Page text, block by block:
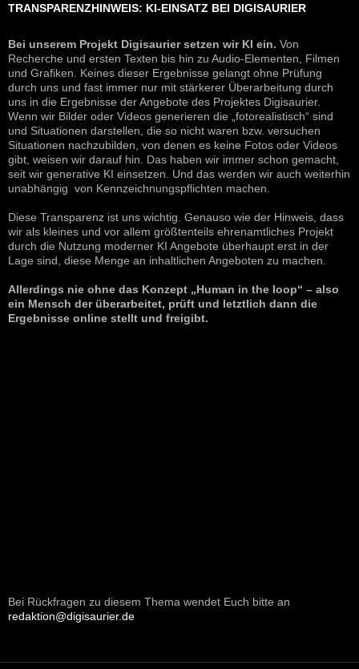
TRANSPARENZHINWEIS: KI-EINSATZ BEI DIGISAURIER
Bei unserem Projekt Digisaurier setzen wir KI ein. Von
Recherche und ersten Texten bis hin zu Audio-Elementen, Filmen
und Grafiken. Keines dieser Ergebnisse gelangt ohne Prüfung
durch uns und fast immer nur mit stärkerer Überarbeitung durch
uns in die Ergebnisse der Angebote des Projektes Digisaurier.
Wenn wir Bilder oder Videos generieren die „fotorealistisch“ sind
und Situationen darstellen, die so nicht waren bzw. versuchen
Situationen nachzubilden, von denen es keine Fotos oder Videos
gibt, weisen wir darauf hin. Das haben wir immer schon gemacht,
seit wir generative KI einsetzen. Und das werden wir auch weiterhin
unabhängig von Kennzeichnungspflichten machen.
Diese Transparenz ist uns wichtig. Genauso wie der Hinweis, dass
wir als kleines und vor allem größtenteils ehrenamtliches Projekt
durch die Nutzung moderner KI Angebote überhaupt erst in der
Lage sind, diese Menge an inhaltlichen Angeboten zu machen.
Allerdings nie ohne das Konzept „Human in the loop“ – also
ein Mensch der überarbeitet, prüft und letztlich dann die
Ergebnisse online stellt und freigibt.
Bei Rückfragen zu diesem Thema wendet Euch bitte an
redaktion@digisaurier.de